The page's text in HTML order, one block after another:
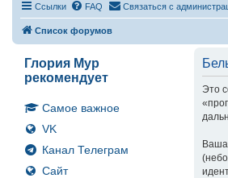
Ссылки FAQ Связаться с
Список форумов
Глория Мур
рекомендует
Самое важное
VK
Канал Телеграм
Сайт
Это
Ваша